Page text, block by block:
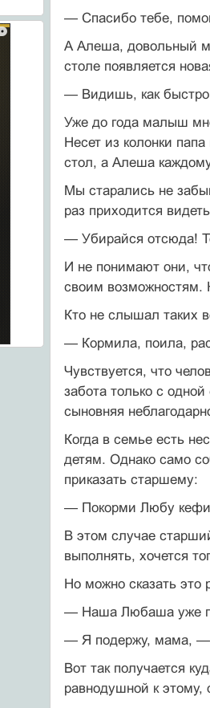
— Спасибо тебе,
А Алеша, довольный
столе появляется
— Видишь, как
Уже до года малыш
Несет из колонки
стол, а Алеша
Мы старались не
раз приходится
— Убирайся отсюда!
И не понимают они,
своим возможностям.
Кто не слышал таких
— Кормила, поила,
Чувствуется, что
забота только с
сыновняя
Когда в семье есть
детям. Однако само
приказать старшему:
— Покорми Любу
В этом случае
выполнять, хочется
Но можно сказать это
— Наша Любаша уже
— Я подержу, мама, —
Вот так получается
равнодушной к этому,